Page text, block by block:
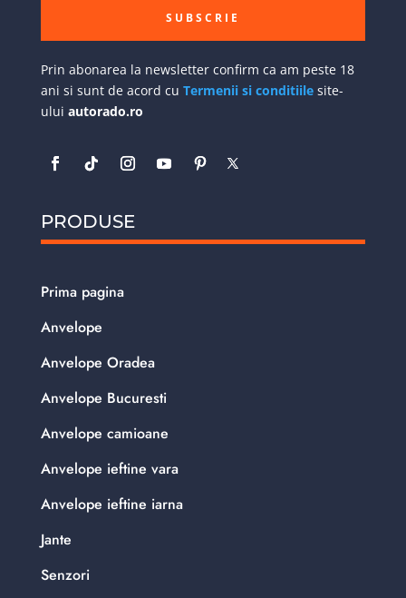
SUBSCRIE
Prin abonarea la newsletter confirm ca am peste 18
ani si sunt de acord cu Termenii si conditiilesite-
ului autorado.ro
PRODUSE
Prima pagina
Anvelope
Anvelope Oradea
Anvelope Bucuresti
Anvelope camioane
Anvelope ieftine vara
Anvelope ieftine iarna
Jante
Senzori